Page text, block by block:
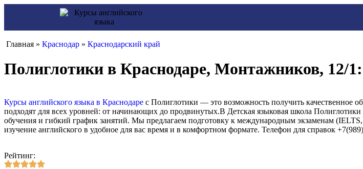
Главная » Краснодар » Краснодарский край
Полиглотики в Краснодаре, Монтажников, 12/
Курсы английского языка в Краснодаре с Полиглотики — это возможность получить качественное
подходят для всех уровней: от начинающих до продвинутых.В Детская языковая школа
обучения и гибкий график занятий. Мы предлагаем подготовку к международным экзаменам
изучение английского в удобное для вас время и в комфортном формате. Телефон для справок
Рейтинг: